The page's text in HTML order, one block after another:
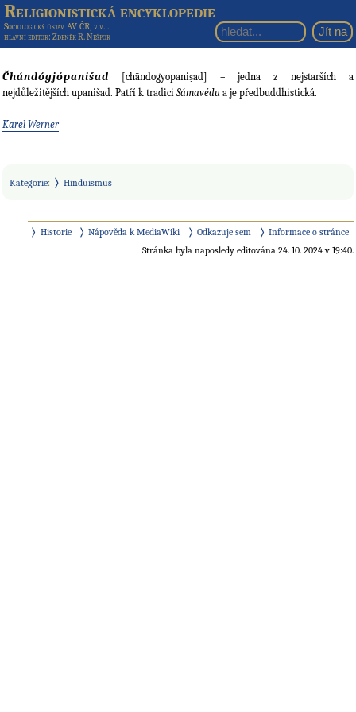
Religionistická encyklopedie
Sociologický ústav AV ČR, v.v.i.
hlavní editor: Zdeněk R. Nešpor
Čhándógjópanišad [chāndogyopaniṣad] – jedna z nejstarších a
nejdůležitějších upanišad. Patří k tradici Sámavédu a je předbuddhistická.
Karel Werner
Kategorie: Hinduismus
Historie Nápověda k MediaWiki Odkazuje sem
Informace o stránce
Stránka byla naposledy editována 24. 10. 2024 v 19:40.